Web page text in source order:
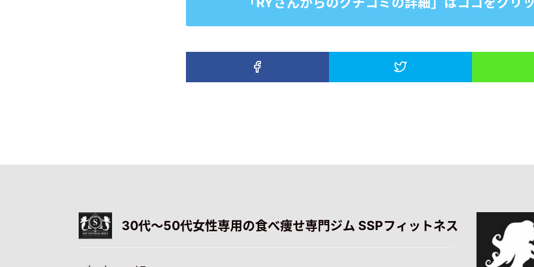
30代〜50代女性専用の食べ痩せ専門ジム SSPフィットネス